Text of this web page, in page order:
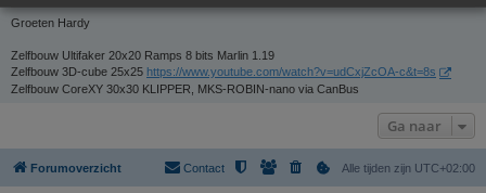
Groeten Hardy
Zelfbouw Ultifaker 20x20 Ramps 8 bits Marlin 1.19
Zelfbouw 3D-cube 25x25 https://www.youtube.com/watch?v=udCxjZcOA-c&t=8s
Zelfbouw CoreXY 30x30 KLIPPER, MKS-ROBIN-nano via CanBus
Ga naar
Forumoverzicht Alle tijden zijn UTC+02:00
Contact